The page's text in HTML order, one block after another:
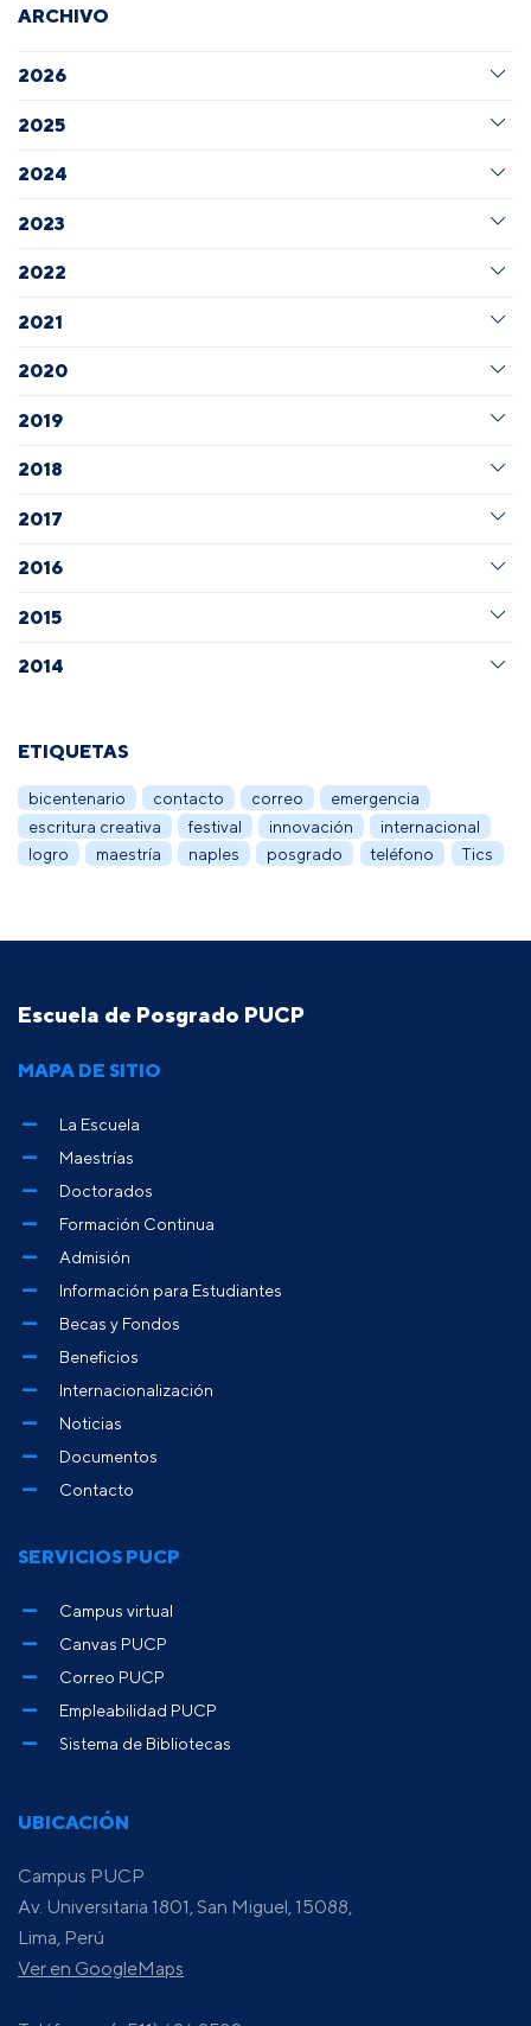
ARCHIVO
2026
2025
2024
2023
2022
2021
2020
2019
2018
2017
2016
2015
2014
ETIQUETAS
bicentenario contacto correo
emergencia
escritura creativa
festival innovación
internacional
logro
maestría naples posgrado teléfono Tics
Escuela de Posgrado PUCP
UBICACIÓN
Campus PUCP
Av. Universitaria 1801, San Miguel, 15088,
Lima, Perú
Ver en GoogleMaps
MAPA DE SITIO
La Escuela
Maestrías
Doctorados
Formación Continua
Admisión
Información para Estudiantes
Becas y Fondos
Beneficios
Internacionalización
Noticias
Documentos
Contacto
SERVICIOS PUCP
Campus virtual
Canvas PUCP
Correo PUCP
Empleabilidad PUCP
Sistema de Bibliotecas